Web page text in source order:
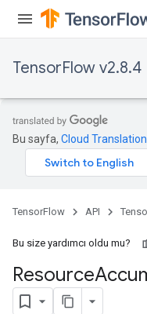
TensorFlow v2.8.4
Bu sayfa, Cloud Translation
TensorFlow API
Bu size yardımcı oldu mu?
Resource